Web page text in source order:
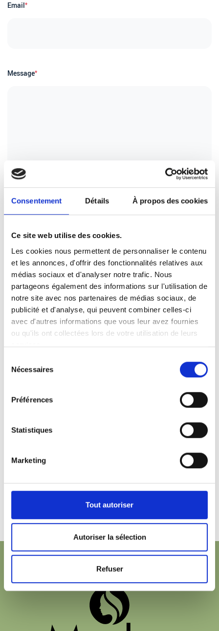
Consentement Détails À propos des cookies
Ce site web utilise des cookies.
Les cookies nous permettent de personnaliser le contenu
et les annonces, d'offrir des fonctionnalités relatives aux
médias sociaux et d'analyser notre trafic. Nous
partageons également des informations sur l'utilisation de
notre site avec nos partenaires de médias sociaux, de
publicité et d'analyse, qui peuvent combiner celles-ci
avec d'autres informations que vous leur avez fournies
ou qu'ils ont collectées lors de votre utilisation de leurs
services.
Nécessaires
Préférences
Statistiques
Marketing
Tout autoriser
Autoriser la sélection
Refuser
Email*
Message*
En cliquant sur «Envoyer», je confirme avoir lu et acceptéla
politique de confidentialité.
Envoyer